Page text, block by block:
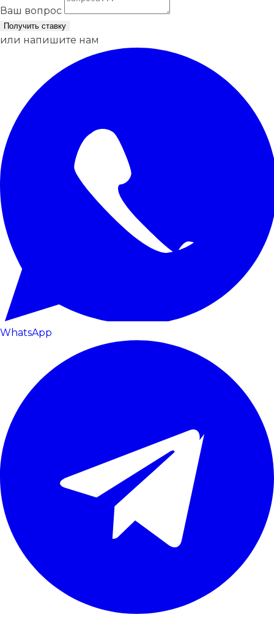
Ваш вопрос
Получить ставку
или напишите нам
WhatsApp